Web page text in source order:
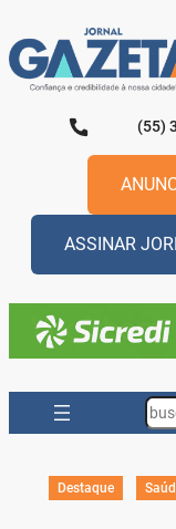
para
o
conteúdo
(55)
ASSINAR
Destaque